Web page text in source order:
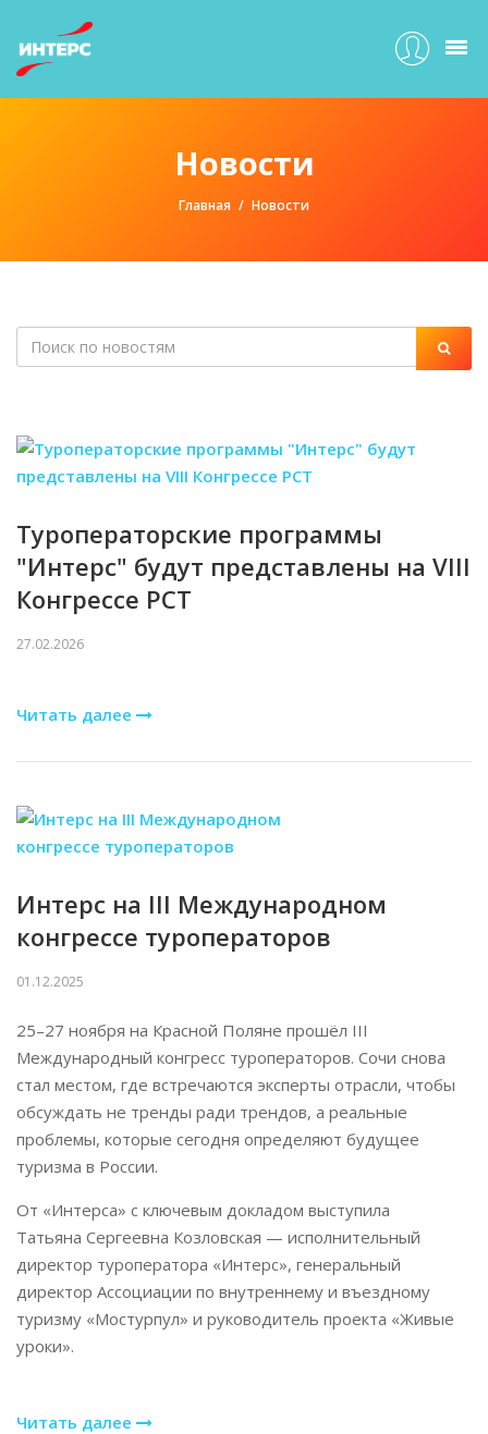
Новости
Главная Новости
Туроператорские программы
"Интерс" будут представлены на VIII
Конгрессе РСТ
27.02.2026
Читать далее
Интерс на III Международном
конгрессе туроператоров
01.12.2025
25–27 ноября на Красной Поляне прошёл III
Международный конгресс туроператоров. Сочи снова
стал местом, где встречаются эксперты отрасли, чтобы
обсуждать не тренды ради трендов, а реальные
проблемы, которые сегодня определяют будущее
туризма в России.
От «Интерса» с ключевым докладом выступила
Татьяна Сергеевна Козловская — исполнительный
директор туроператора «Интерс», генеральный
директор Ассоциации по внутреннему и въездному
туризму «Мостурпул» и руководитель проекта «Живые
уроки».
Читать далее